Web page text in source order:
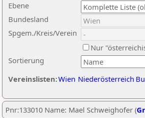
Ebene
Sortierung
Bundesland
Spgem./Kreis/Verein
Nur
Vereinslisten:Wien Niederösterreich
Pnr:133010 Name: Mael Schweighofer (